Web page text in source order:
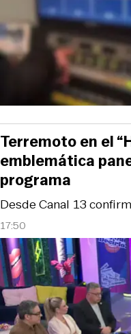
17:50
Desde Canal 13
Terremoto en el
emblemática
programa